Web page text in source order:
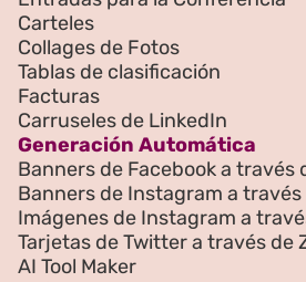
Carteles
Collages de Fotos
Tablas de clasificación
Facturas
Carruseles de LinkedIn
Generación Automática
Banners de Facebook a través
Banners de Instagram a
Imágenes de Instagram a
Tarjetas de Twitter a través de
AI Tool Maker